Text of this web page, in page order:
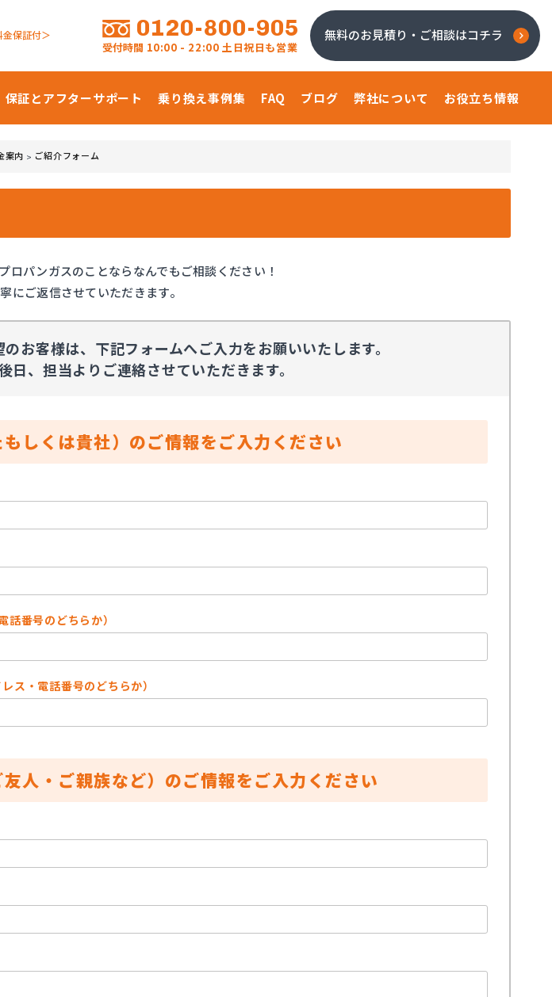
金保証付＞ 0120-800-905
受付時間 10:00 - 22:00 土日祝日も営業
無料のお見積り・ご相談はコチラ
保証とアフターサポート 乗り換え事例集 FAQ ブログ 弊社について お役立ち情報
案内 > ご紹介フォーム
ロパンガスのことならなんでもご相談ください！
にご返信させていただきます。
お客様は、 下記フォームへご入力をお願いいたします。
日、担当よりご連絡させていただきます。
しくは貴社）のご情報をご入力ください
話番号のどちらか）
ス・電話番号のどちらか）
人・ご親族など）のご情報をご入力ください